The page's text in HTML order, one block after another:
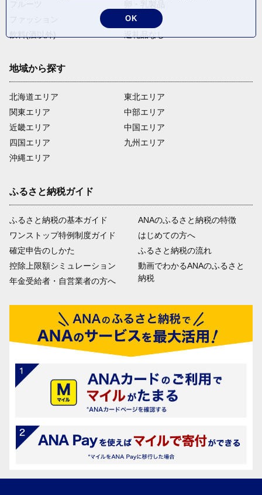
米・穀物
地域から探す
北海道エリア
関東エリア
近畿エリア
四国エリア
沖縄エリア
東北エリア
中部エリア
中国エリア
九州エリア
ふるさと納税ガイド
ふるさと納税の基本ガイド
ワンストップ特例制度ガイド
確定申告のしかた
控除上限額シミュレーション
年金受給者・自営業者の方へ
ANAのふるさと納税の特徴
はじめての方へ
ふるさと納税の流れ
動画でわかるANAのふるさと
納税
OK